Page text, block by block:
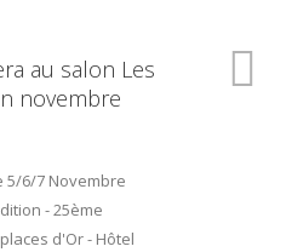
au salon Les
novembre
5/6/7 Novembre
- 25ème
d'Or - Hôtel